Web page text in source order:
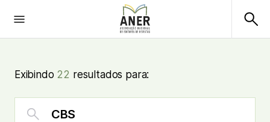
Exibindo 22 resultados para: